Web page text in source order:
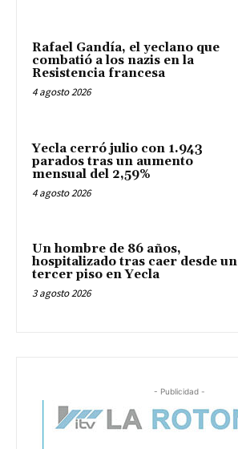
Rafael Gandía, el yeclano que
combatió a los nazis en la
Resistencia francesa
4 agosto 2026
Yecla cerró julio con 1.943
parados tras un aumento
mensual del 2,59%
4 agosto 2026
Un hombre de 86 años,
hospitalizado tras caer desde un
tercer piso en Yecla
3 agosto 2026
- Publicidad -